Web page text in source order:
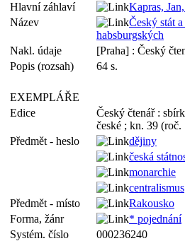
Hlavní záhlaví
Kapras,
Název
Český stát
habsburgských
Nakl. údaje
[Praha] : Český
Popis (rozsah)
64 s.
EXEMPLÁŘE
Edice
Český čtenář :
české ; kn. 39 (roč.
Předmět - heslo
dějiny
česká
monarchie
centralismus
Předmět - místo
Rakousko
Forma, žánr
* pojednání
Systém. číslo
000236240